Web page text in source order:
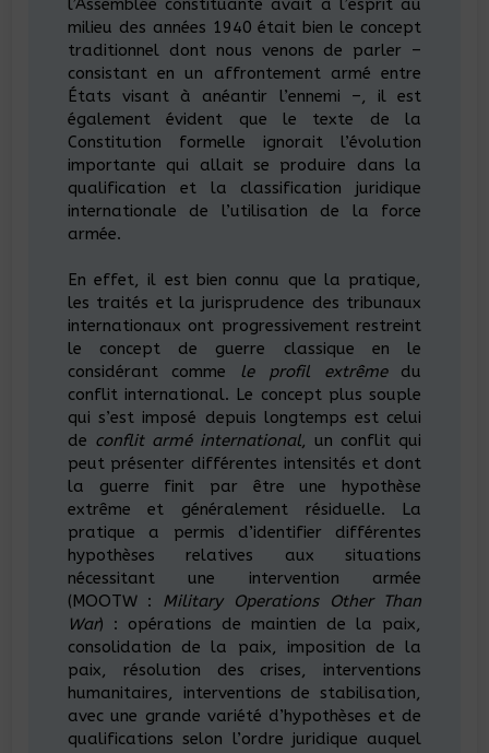
l’Assemblée constituante avait à l’esprit au
milieu des années 1940 était bien le concept
traditionnel dont nous venons de parler –
consistant en un affrontement armé entre
États visant à anéantir l’ennemi –, il est
également évident que le texte de la
Constitution formelle ignorait l’évolution
importante qui allait se produire dans la
qualification et la classification juridique
internationale de l’utilisation de la force
armée.
En effet, il est bien connu que la pratique,
les traités et la jurisprudence des tribunaux
internationaux ont progressivement restreint
le concept de guerre classique en le
considérant comme le profil extrêmedu
conflit international. Le concept plus souple
qui s’est imposé depuis longtemps est celui
de conflit armé international, un conflit qui
peut présenter différentes intensités et dont
la guerre finit par être une hypothèse
extrême et généralement résiduelle. La
pratique a permis d’identifier différentes
hypothèses relatives aux situations
nécessitant une intervention armée
(MOOTW : Military Operations Other Than
War) : opérations de maintien de la paix,
consolidation de la paix, imposition de la
paix, résolution des crises, interventions
humanitaires, interventions de stabilisation,
avec une grande variété d’hypothèses et de
qualifications selon l’ordre juridique auquel